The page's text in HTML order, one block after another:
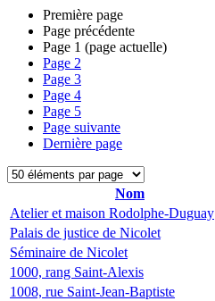
Première page
Page précédente
Page 1 (page actuelle)
Page 2
Page 3
Page 4
Page 5
Page suivante
Dernière page
Nom
Atelier et maison Rodolphe-Duguay
Palais de justice de Nicolet
Séminaire de Nicolet
1000, rang Saint-Alexis
1008, rue Saint-Jean-Baptiste